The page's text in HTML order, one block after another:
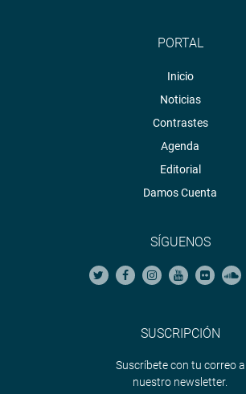
PORTAL
Inicio
Noticias
Contrastes
Agenda
Editorial
Damos Cuenta
SÍGUENOS
SUSCRIPCIÓN
Suscríbete con tu correo a
nuestro newsletter.